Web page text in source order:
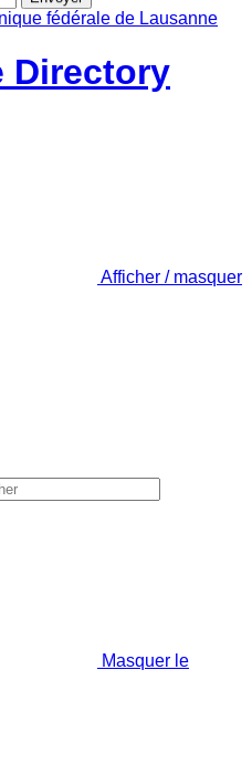
Directory
Afficher / masquer
Masquer le